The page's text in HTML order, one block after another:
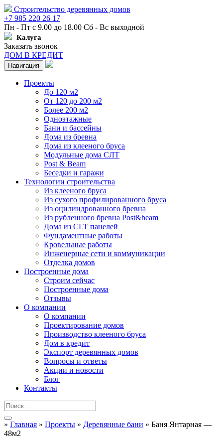
Строительство деревянных домов
+7 985 220 26 17
Пн - Пт с 9.00 до 18.00 Сб - Вс выходной
Калуга
Заказать звонок
ДОМ В КРЕДИТ
Навигация
Проекты
До 120 м2
От 120 до 200 м2
Более 200 м2
Одноэтажные
Бани и бассейны
Дома из бревна
Дома из клееного бруса
Модульные дома СЛТ
Post & Beam
Беседки и гаражи
Технологии строительства
Из клееного бруса
Из сухого профилированного бруса
Из оцилиндрованного бревна
Из рубленного бревна Post&beam
Дома из CLT панелей
Фундаментные работы
Кровельные работы
Инженерные сети и коммуникации
Отделка домов
Построенные дома
Строим сейчас
Построенные дома
Отзывы
О компании
О компании
Проектирование домов
Производство клееного бруса
Дом в кредит
Экспорт деревянных домов
Вопросы и ответы
Акции и новости
Блог
Контакты
» Главная » Проекты » Деревянные бани » Баня Янтарная —
48м2